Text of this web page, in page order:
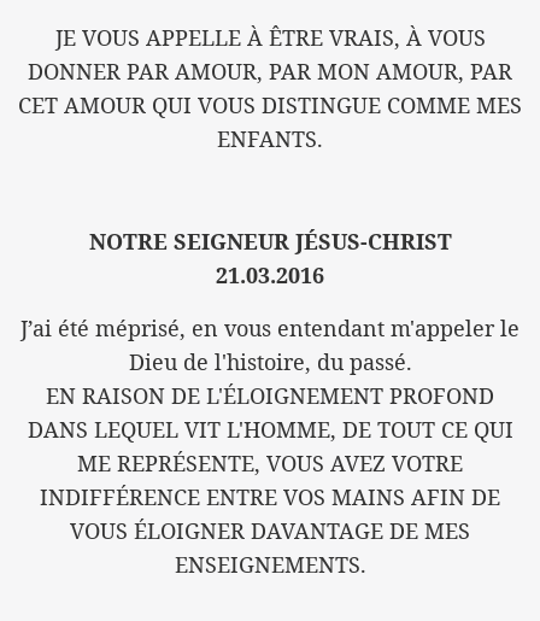
JE VOUS APPELLE À ÊTRE VRAIS, À VOUS
DONNER PAR AMOUR, PAR MON AMOUR, PAR
CET AMOUR QUI VOUS DISTINGUE COMME MES
ENFANTS.
NOTRE SEIGNEUR JÉSUS-CHRIST
21.03.2016
J’ai été méprisé, en vous entendant m'appeler le
Dieu de l'histoire, du passé.
EN RAISON DE L'ÉLOIGNEMENT PROFOND
DANS LEQUEL VIT L'HOMME, DE TOUT CE QUI
ME REPRÉSENTE, VOUS AVEZ VOTRE
INDIFFÉRENCE ENTRE VOS MAINS AFIN DE
VOUS ÉLOIGNER DAVANTAGE DE MES
ENSEIGNEMENTS.